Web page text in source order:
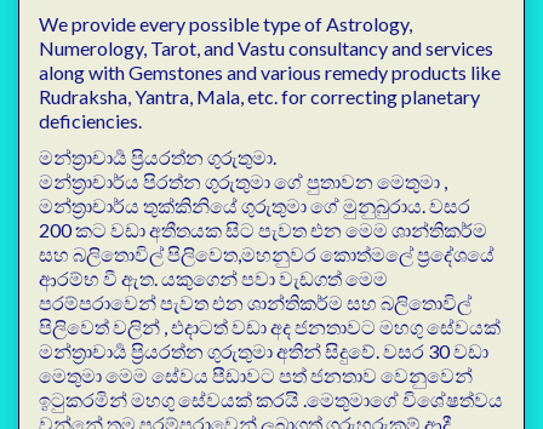
We provide every possible type of Astrology,
Numerology, Tarot, and Vastu consultancy and services
along with Gemstones and various remedy products like
Rudraksha, Yantra, Mala, etc. for correcting planetary
deficiencies.
මන්ත්‍රාචාර්‍ය ප්‍රියරත්න ගුරුතුමා.
මන්ත්‍රාචාර්ය පිරත්න ගුරුතුමා ගේ පුතාවන මෙතුමා ,
මන්ත්‍රාචාර්ය තුක්කිනියේ ගුරුතුමා ගේ මුනුබුරාය. වසර
200 කට වඩා අතීතයක සිට පැවත එන මෙම ශාන්තිකර්ම
සහ බලිතොවිල් පිලිවෙත,මහනුවර කොත්මලේ ප්‍ර⁣දේශයේ
ආරම්භ වී ඇත. යකුගෙන් පවා වැඩගත් මෙම
පරම්පරාවෙන් පැවත එන ශාන්තිකර්ම සහ බලිතොවිල්
පිලිවෙත් වලින් , එදාටත් වඩා අද ජනතාවට මහගු සේවයක්
මන්ත්‍රාචාර්‍ය ප්‍රියරත්න ගුරුතුමා අතින් සිදුවේ. වසර 30 වඩා
මෙතුමා මෙම සේවය පීඩාවට පත් ජනතාව වෙනුවෙන්
ඉටුකරමින් මහගු සේවයක් කරයි .මෙතුමාගේ විශේෂත්වය
වන්නේ තම පරම්පරාවෙන් ලබාගත් ගුරුහරුකම් ආදී